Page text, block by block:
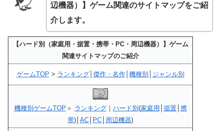
辺機器）】ゲーム関連のサイトマップをご紹
介します。
【ハード別（家庭用・据置・携帯・PC・周辺機器）】ゲーム
関連サイトマップのご紹介
ゲームTOP > ランキング│ 傑作・名作│ 機種別 ジャンル別
機種別ゲームTOP ＞ ランキング｜ ハード別 (家庭用 据置│ 携
帯)│ AC PC 周辺機器)